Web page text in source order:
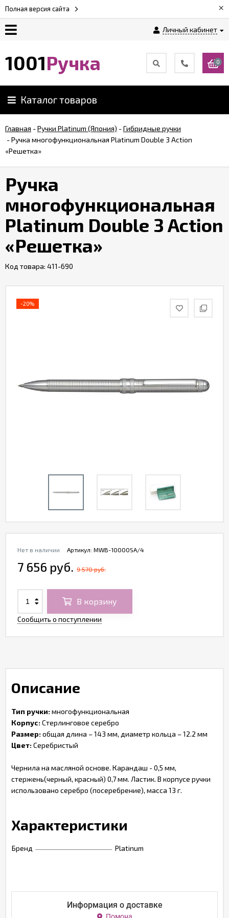
Полная версия сайта ×
Личный кабинет
Возврат
ручек
Контакты
1001Ручка 0
Каталог товаров
Главная -Ручки Platinum (Япония) -Гибридные ручки
-Ручка многофункциональная Platinum Double 3 Action
«Решетка»
Ручка
многофункциональная
Platinum Double 3 Action
«Решетка»
Код товара: 411-690
-20%
Артикул: MWB-10000SA/4
Нет в наличии
7 656 руб. 9 570 руб.
В корзину
Сообщить о поступлении
Описание
Тип ручки:многофункциональная
Корпус:Стерлинговое серебро
Размер:общая длина – 143 мм, диаметр кольца – 12.2 мм
Цвет:Серебристый
Чернила на масляной основе. Карандаш - 0,5 мм,
стержень(черный, красный) 0,7 мм. Ластик. В корпусе ручки
использовано серебро (посеребрение), масса 13 г.
Характеристики
Бренд Platinum
Информация о доставке